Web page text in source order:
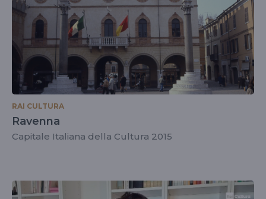
RAI CULTURA
Ravenna
Capitale Italiana della Cultura 2015